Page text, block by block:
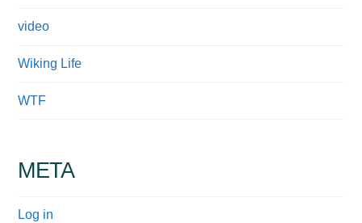
video
Wiking Life
WTF
META
Log in